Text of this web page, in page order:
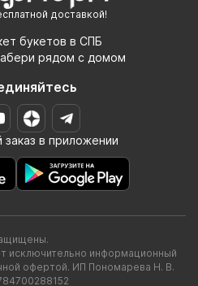
доставкой!
букетов в СПБ
рядом с домом
заказ в приложении
исключительно информационный
офертой. ИП Пономарева Н. В.